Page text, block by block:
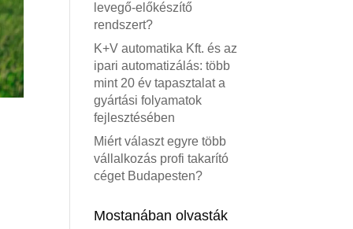
levegő-előkészítő
rendszert?
K+V automatika Kft. és az
ipari automatizálás: több
mint 20 év tapasztalat a
gyártási folyamatok
fejlesztésében
Miért választ egyre több
vállalkozás profi takarító
céget Budapesten?
Mostanában olvasták